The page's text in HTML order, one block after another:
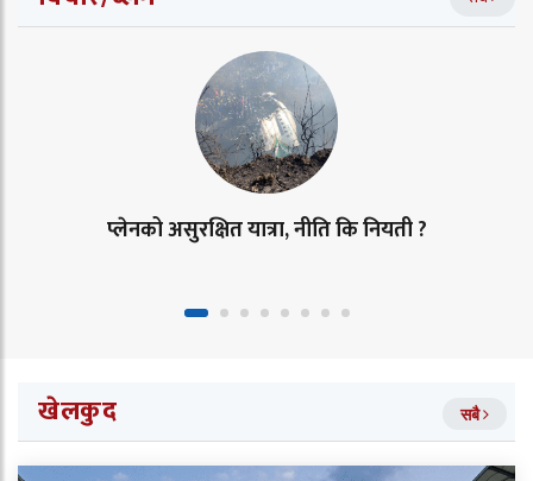
प्लेनको असुरक्षित यात्रा, नीति कि नियती ?
खेलकुद सबै